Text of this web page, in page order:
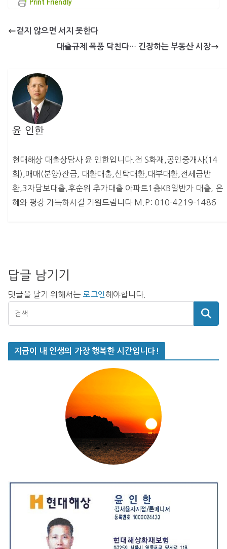
Print Friendly
걷지 않으면 서지 못한다
대출규제 폭풍 닥친다… 긴장하는 부동산 시장
윤 인한
현대해상 대출상담사 윤 인한입니다.전 S화재,공인중개사(14
회),매매(분양)잔금, 대환대출,신탁대환,대부대환,전세금반
환,3자담보대출,후순위 추가대출 아파트1층KB일반가 대출, 은
혜와 평강 가득하시길 기원드림니다 M.P: 010-4219-1486
답글 남기기
댓글을 달기 위해서는 로그인 해야합니다.
지금이 내 인생의 가장 행복한 시간입니다!